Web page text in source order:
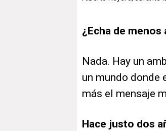
¿Echa de
Nada. Hay un
un mundo donde
más el mensaje
Hace justo dos